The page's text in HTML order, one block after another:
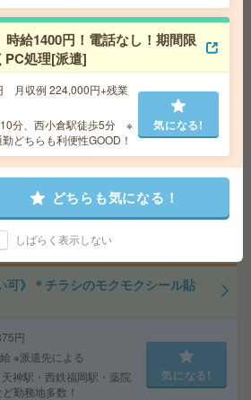
円
※派遣先による
門司駅・門司港駅・ノー
九州鉄道記念館駅など勤
】時給1,200円～＊DMの仕分け[派
円
新飯塚駅・筑前大分駅・
数！
気になる!
可》＊チラシのモクモクシール貼
円
※派遣先による
天神駅・西鉄福岡駅・薬院
勤務地多数！
気になる!
時給1400円！電話なし！期間限
PC処理[派遣]
月収例 224,000円+残業
分、西小倉駅徒歩5分 ※
どちらも利便性GOOD！
気になる!
どちらも気になる！
しばらく表示しない